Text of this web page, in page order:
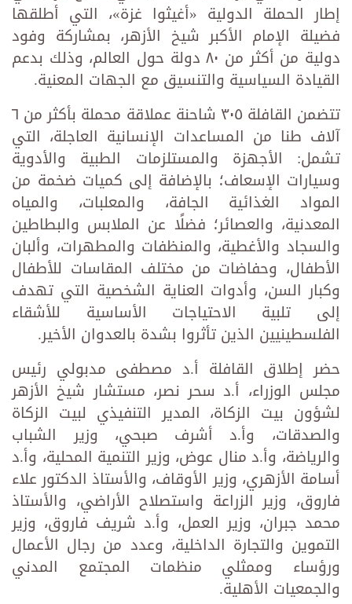
إطار الحملة الدولية «أغيثوا غزة»، التي أطلقها
فضيلة الإمام الأكبر شيخ الأزهر، بمشاركة وفود
دولية من أكثر من ٨٠ دولة حول العالم، وذلك بدعم
القيادة السياسية والتنسيق مع الجهات المعنية.
تتضمن القافلة ٣٠٥ شاحنة عملاقة محملة بأكثر من ٦
آلاف طنا من المساعدات الإنسانية العاجلة، التي
تشمل: الأجهزة والمستلزمات الطبية والأدوية
وسيارات الإسعاف؛ بالإضافة إلى كميات ضخمة من
المواد الغذائية الجافة، والمعلبات، والمياه
المعدنية، والعصائر؛ فضلًا عن الملابس والبطاطين
والسجاد والأغطية، والمنظفات والمطهرات، وألبان
الأطفال، وحفاضات من مختلف المقاسات للأطفال
وكبار السن، وأدوات العناية الشخصية التي تهدف
إلى تلبية الاحتياجات الأساسية للأشقاء
الفلسطينيين الذين تأثروا بشدة بالعدوان الأخير.
حضر إطلاق القافلة أ.د مصطفى مدبولي رئيس
مجلس الوزراء، أ.د سحر نصر، مستشار شيخ الأزهر
لشؤون بيت الزكاة، المدير التنفيذي لبيت الزكاة
والصدقات، وأ.د أشرف صبحي، وزير الشباب
والرياضة، وأ.د منال عوض، وزير التنمية المحلية، وأ.د
أسامة الأزهري، وزير الأوقاف، والأستاذ الدكتور علاء
فاروق، وزير الزراعة واستصلاح الأراضي، والأستاذ
محمد جبران، وزير العمل، وأ.د شريف فاروق، وزير
التموين والتجارة الداخلية، وعدد من رجال الأعمال
ورؤساء وممثلي منظمات المجتمع المدني
والجمعيات الأهلية.